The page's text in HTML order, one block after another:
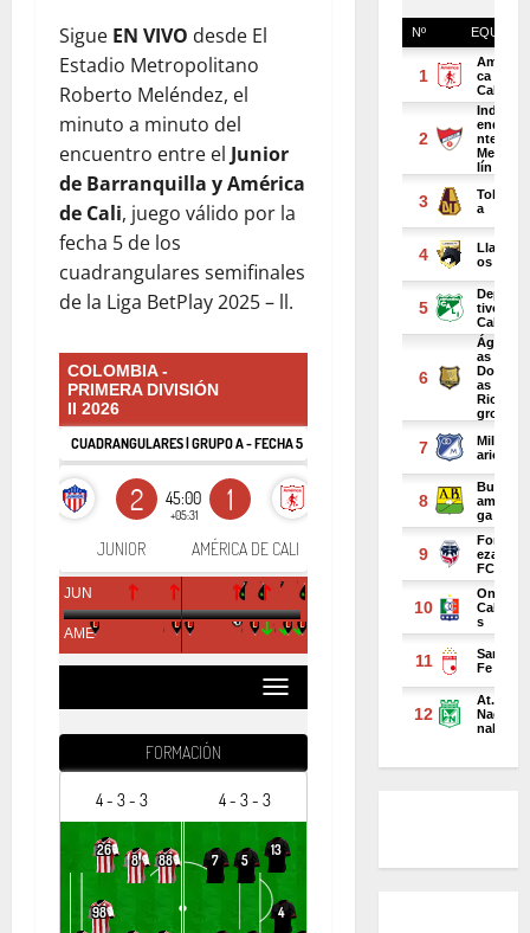
Sigue EN VIVO desde El
Estadio Metropolitano
Roberto Meléndez, el
minuto a minuto del
encuentro entre el Junior
de Barranquilla y América
de Cali, juego válido por la
fecha 5 de los
cuadrangulares semifinales
de la Liga BetPlay 2025 – ll.